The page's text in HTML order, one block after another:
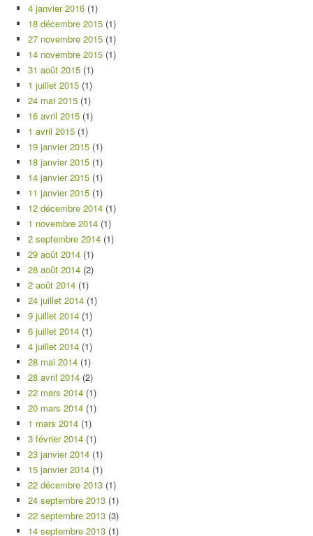
4 janvier 2016 (1)
18 décembre 2015 (1)
27 novembre 2015 (1)
14 novembre 2015 (1)
31 août 2015 (1)
1 juillet 2015 (1)
24 mai 2015 (1)
16 avril 2015 (1)
1 avril 2015 (1)
19 janvier 2015 (1)
18 janvier 2015 (1)
14 janvier 2015 (1)
11 janvier 2015 (1)
12 décembre 2014 (1)
1 novembre 2014 (1)
2 septembre 2014 (1)
29 août 2014 (1)
28 août 2014 (2)
2 août 2014 (1)
24 juillet 2014 (1)
9 juillet 2014 (1)
6 juillet 2014 (1)
4 juillet 2014 (1)
28 mai 2014 (1)
28 avril 2014 (2)
22 mars 2014 (1)
20 mars 2014 (1)
1 mars 2014 (1)
3 février 2014 (1)
23 janvier 2014 (1)
15 janvier 2014 (1)
22 décembre 2013 (1)
24 septembre 2013 (1)
22 septembre 2013 (3)
14 septembre 2013 (1)